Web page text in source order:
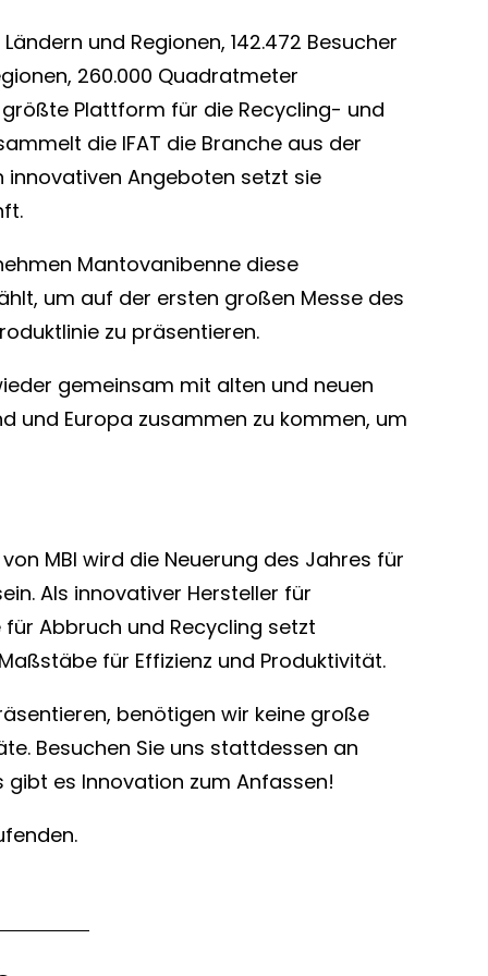
und Regionen, 142.472 Besucher
260.000 Quadratmeter
Plattform für die Recycling- und
die IFAT die Branche aus der
innovativen Angeboten setzt sie
Mantovanibenne diese
um auf der ersten großen Messe des
zu präsentieren.
gemeinsam mit alten und neuen
und Europa zusammen zu kommen, um
von MBI wird die Neuerung des Jahres für
Als innovativer Hersteller für
Abbruch und Recycling setzt
für Effizienz und Produktivität.
benötigen wir keine große
Besuchen Sie uns stattdessen an
gibt es Innovation zum Anfassen!